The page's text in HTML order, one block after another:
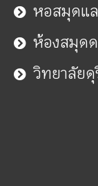
หอสมุดแ
ห้องสมุด
วิทยาลัย